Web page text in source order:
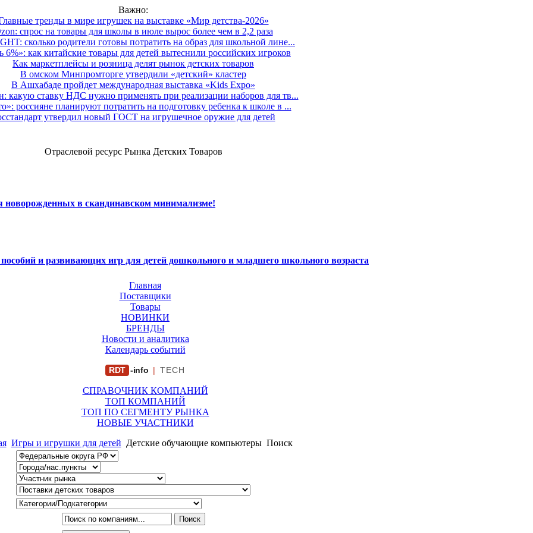
Важно:
тренды в мире игрушек на выставке «Мир детства-2026»
спрос на товары для школы в июле вырос более чем в 2,2 раза
сколько родители готовы потратить на образ для школьной лине...
6%»: как китайские товары для детей вытеснили российских игроков
Как маркетплейсы и розница делят рынок детских товаров
В омском Минпромторге утвердили «детский» кластер
В Ашхабаде пройдет международная выставка «Kids Expo»
какую ставку НДС нужно применять при реализации наборов для тв...
россияне планируют потратить на подготовку ребенка к школе в ...
утвердил новый ГОСТ на игрушечное оружие для детей
Отраслевой ресурс Рынка Детских Товаров
новорожденных в скандинавском минимализме!
и развивающих игр для детей дошкольного и младшего школьного возраста
Главная
Поставщики
Товары
НОВИНКИ
БРЕНДЫ
Новости и аналитика
Календарь событий
RDT -info | TECH
СПРАВОЧНИК КОМПАНИЙ
ТОП КОМПАНИЙ
ТОП ПО СЕГМЕНТУ РЫНКА
НОВЫЕ УЧАСТНИКИ
Игры и игрушки для детей Детские обучающие компьютеры Поиск